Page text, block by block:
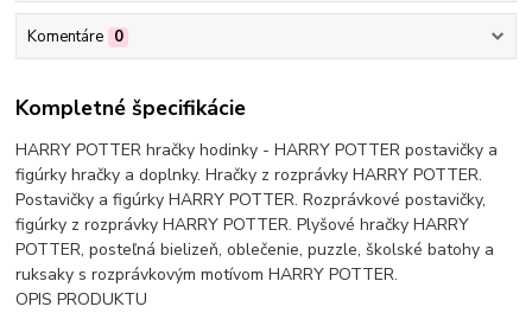
Komentáre 0
Kompletné špecifikácie
HARRY POTTER hračky hodinky - HARRY POTTER postavičky a
figúrky hračky a doplnky. Hračky z rozprávky HARRY POTTER.
Postavičky a figúrky HARRY POTTER. Rozprávkové postavičky,
figúrky z rozprávky HARRY POTTER. Plyšové hračky HARRY
POTTER, posteľná bielizeň, oblečenie, puzzle, školské batohy a
ruksaky s rozprávkovým motívom HARRY POTTER.
OPIS PRODUKTU